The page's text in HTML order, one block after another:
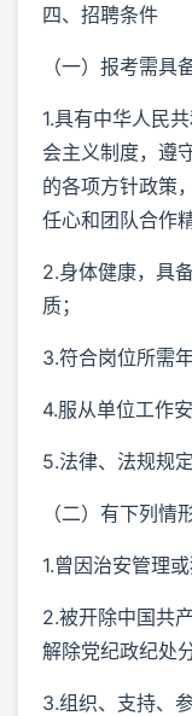
四、招聘条件
（一）报考需具
1.具有中华人民
会主义制度，遵
的各项方针政策
任心和团队合作精
2.身体健康，具
质；
3.符合岗位所需
4.服从单位工作
5.法律、法规规
（二）有下列情
1.曾因治安管理
2.被开除中国共
解除党纪政纪处
3.组织、支持、